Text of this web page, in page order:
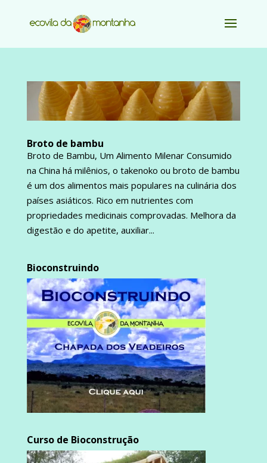
Broto de bambu
Broto de Bambu, Um Alimento Milenar Consumido
na China há milênios, o takenoko ou broto de bambu
é um dos alimentos mais populares na culinária dos
países asiáticos. Rico em nutrientes com
propriedades medicinais comprovadas. Melhora da
digestão e do apetite, auxiliar...
Bioconstruindo
Curso de Bioconstrução